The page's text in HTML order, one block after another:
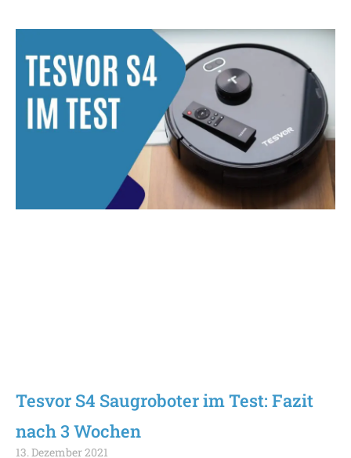
Tesvor S4 Saugroboter im Test: Fazit
nach 3 Wochen
13. Dezember 2021